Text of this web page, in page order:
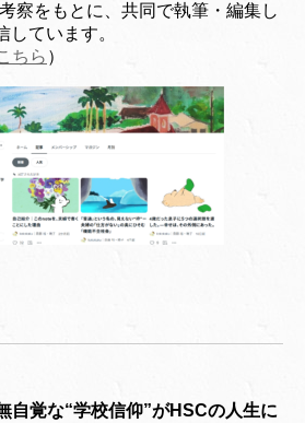
察をもとに、共同で執筆・編集し
しています。
ちら ）
自覚な“学校信仰”がHSCの人生に